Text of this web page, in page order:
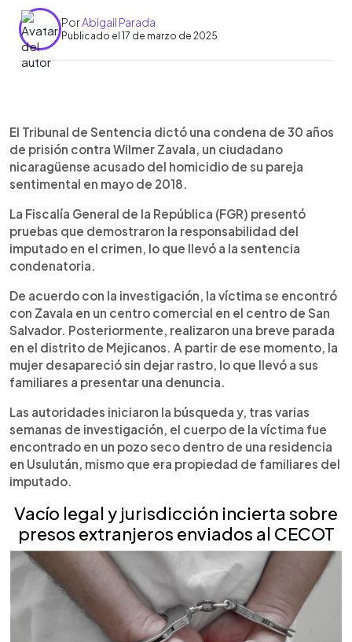
PorAbigail Parada
Publicado el 17 de marzo de 2025
Escuchar artículo
El Tribunal de Sentencia dictó una condena de 30 años
de prisión contra Wilmer Zavala, un ciudadano
nicaragüense acusado del homicidio de su pareja
sentimental en mayo de 2018.
La Fiscalía General de la República (FGR) presentó
pruebas que demostraron la responsabilidad del
imputado en el crimen, lo que llevó a la sentencia
condenatoria.
De acuerdo con la investigación, la víctima se encontró
con Zavala en un centro comercial en el centro de San
Salvador. Posteriormente, realizaron una breve parada
en el distrito de Mejicanos. A partir de ese momento, la
mujer desapareció sin dejar rastro, lo que llevó a sus
familiares a presentar una denuncia.
Las autoridades iniciaron la búsqueda y, tras varias
semanas de investigación, el cuerpo de la víctima fue
encontrado en un pozo seco dentro de una residencia
en Usulután, mismo que era propiedad de familiares del
imputado.
Vacío legal y jurisdicción incierta sobre
presos extranjeros enviados al CECOT